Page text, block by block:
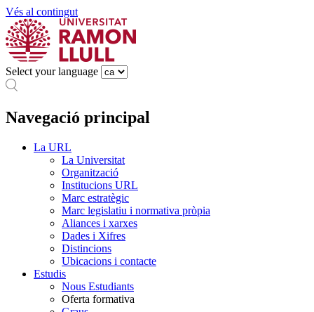
Vés al contingut
Select your language
Navegació principal
La URL
La Universitat
Organització
Institucions URL
Marc estratègic
Marc legislatiu i normativa pròpia
Aliances i xarxes
Dades i Xifres
Distincions
Ubicacions i contacte
Estudis
Nous Estudiants
Oferta formativa